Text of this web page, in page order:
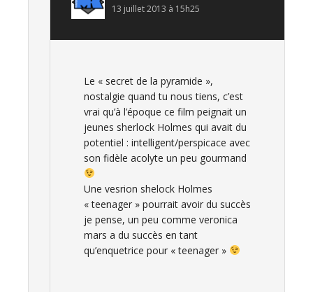
13 juillet 2013 à 15h25
Le « secret de la pyramide »,
nostalgie quand tu nous tiens, c’est
vrai qu’à l’époque ce film peignait un
jeunes sherlock Holmes qui avait du
potentiel : intelligent/perspicace avec
son fidèle acolyte un peu gourmand
Une vesrion shelock Holmes
« teenager » pourrait avoir du succès
je pense, un peu comme veronica
mars a du succès en tant
qu’enquetrice pour « teenager »